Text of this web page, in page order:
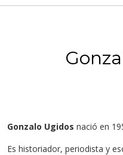
Gonzalo Ugidos nació en
Es historiador, periodista y